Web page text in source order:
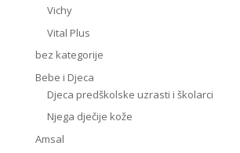
Vichy
Vital Plus
bez kategorije
Bebe i Djeca
Djeca predškolske uzrasti i školarci
Njega dječije kože
Amsal